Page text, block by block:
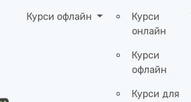
Курси офлайн
Курси
онлайн
Курси
офлайн
Курси для